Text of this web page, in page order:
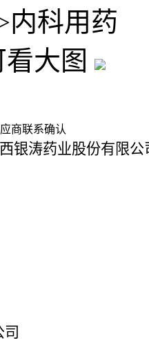
内科用药
大图
商联系确认
银涛药业股份有限公